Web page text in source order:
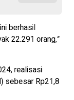
berhasil
22.291 orang,”
realisasi
sebesar Rp21,8